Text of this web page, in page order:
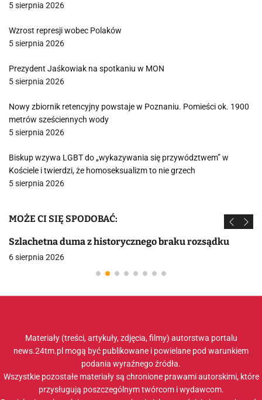
5 sierpnia 2026
Wzrost represji wobec Polaków
5 sierpnia 2026
Prezydent Jaśkowiak na spotkaniu w MON
5 sierpnia 2026
Nowy zbiornik retencyjny powstaje w Poznaniu. Pomieści ok. 1900
metrów sześciennych wody
5 sierpnia 2026
Biskup wzywa LGBT do „wykazywania się przywództwem” w
Kościele i twierdzi, że homoseksualizm to nie grzech
5 sierpnia 2026
MOŻE CI SIĘ SPODOBAĆ:
Szlachetna duma z historycznego braku rozsądku
6 sierpnia 2026
Materiały (treści, artykuły, zdjęcia, filmy) autorstwa portalu
news.24tm.pl mogą być publikowane i powielane pod warunkiem
podania wyraźnego źródła.
Wszystkie pozostałe materiały są chronione prawami autorskimi, które
przysługują poszczególnym twórcom i wydawcom.